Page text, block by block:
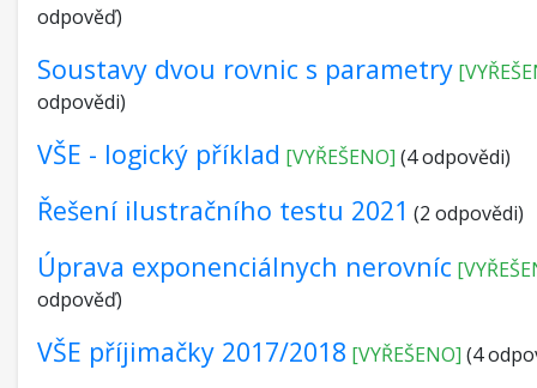
odpověď)
Soustavy dvou rovnic s parametry
odpovědi)
VŠE - logický příklad [VYŘEŠENO] (4 odpovědi)
Řešení ilustračního testu 2021 (2 odpovědi)
Úprava exponenciálnych nerovníc
odpověď)
VŠE příjimačky 2017/2018 [VYŘEŠENO] (4